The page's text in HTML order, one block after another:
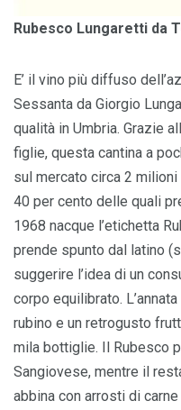
Rubesco Lungaretti da
E’ il vino più diffuso
Sessanta da Giorgio
qualità in Umbria. Grazie
figlie, questa cantina a
sul mercato circa 2
40 per cento delle quali
1968 nacque l’etichetta
prende spunto dal latino
suggerire l’idea di un
corpo equilibrato.
rubino e un retrogusto
mila bottiglie. Il Rubesco
Sangiovese, mentre il
abbina con arrosti di